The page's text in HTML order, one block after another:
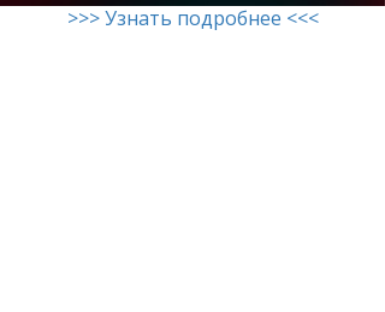
>>> Узнать подробнее <<<